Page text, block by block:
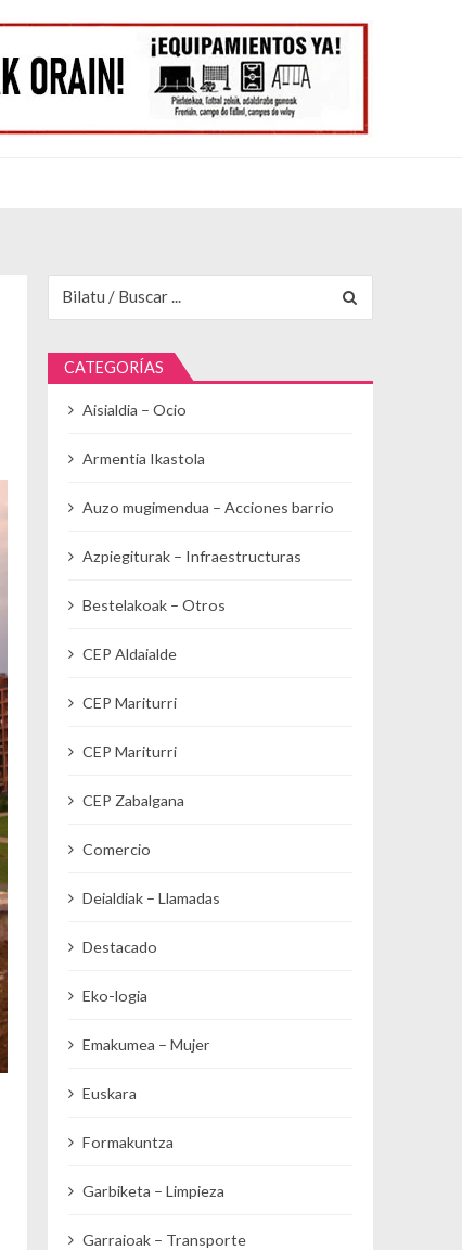
CATEGORÍAS
Aisialdia – Ocio
Armentia Ikastola
Auzo mugimendua – Acciones barrio
Azpiegiturak – Infraestructuras
Bestelakoak – Otros
CEP Aldaialde
CEP Mariturri
CEP Mariturri
CEP Zabalgana
Comercio
Deialdiak – Llamadas
Destacado
Eko-logia
Emakumea – Mujer
Euskara
Formakuntza
Garbiketa – Limpieza
Garraioak – Transporte